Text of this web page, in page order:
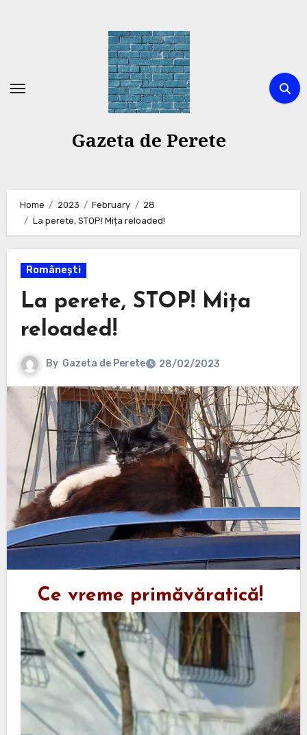
Gazeta de Perete
Home 2023 February
28
La perete, STOP! Mița reloaded!
Românești
La perete, STOP! Mița
reloaded!
By Gazeta de Perete 28/02/2023
Ce vreme primăvăratică!